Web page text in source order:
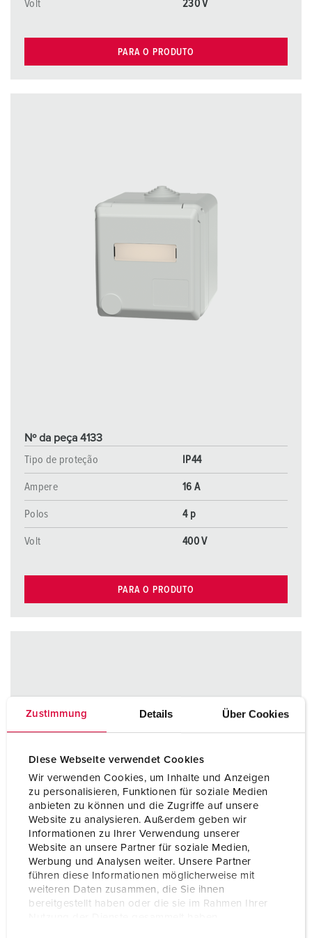
Zustimmung Details Über Cookies
Diese Webseite verwendet Cookies
Wir verwenden Cookies, um Inhalte und Anzeigen
zu personalisieren, Funktionen für soziale Medien
anbieten zu können und die Zugriffe auf unsere
Website zu analysieren. Außerdem geben wir
Informationen zu Ihrer Verwendung unserer
Website an unsere Partner für soziale Medien,
Werbung und Analysen weiter. Unsere Partner
führen diese Informationen möglicherweise mit
weiteren Daten zusammen, die Sie ihnen
bereitgestellt haben oder die sie im Rahmen Ihrer
Volt 230 V
PARA O PRODUTO
Nº da peça 4133
Tipo de proteção
IP44
Ampere 16 A
Polos 4 p
Volt 400 V
PARA O PRODUTO